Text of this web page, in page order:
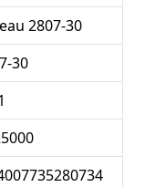
2807-30
30